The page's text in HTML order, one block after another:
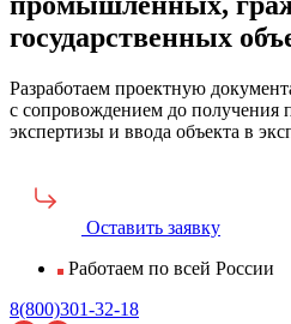
государственных
Разработаем проектную
с сопровождением до получения
экспертизы и ввода объекта в
Оставить заявку
Работаем по всей России
8(800)301-32-18